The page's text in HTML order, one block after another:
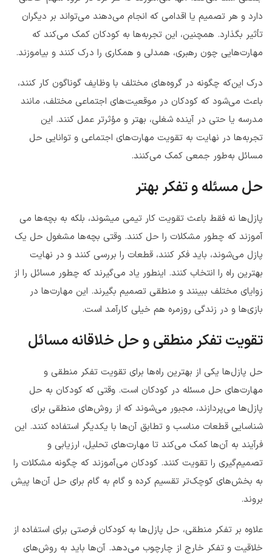
دارد و هر تصمیم یا اقدامی که انجام می‌دهند می‌تواند بر دیگران
تأثیر بگذارد. همچنین، این تجربه‌ها به کودکان کمک می‌کند که
مهارت‌هایی چون رهبری، همدلی و همکاری را درک کنند و بیاموزند.
درک این‌که چگونه در گروه‌های مختلف با وظایف گوناگون کار کنند،
باعث می‌شود که کودکان در موقعیت‌های اجتماعی مختلف، مانند
مدرسه یا حتی در آینده شغلی، بهتر و مؤثرتر عمل کنند. این
تجربه‌ها در نهایت به تقویت مهارت‌های اجتماعی و توانایی حل
مسائل به‌طور جمعی کمک می‌کنند.
حل مسئله و تفکر بهتر
پازل‌ها نه فقط باعث تقویت کار تیمی میشوند، بلکه به بچه‌ها می
آموزند که چطور مشکلات را حل کنند. وقتی بچه‌ها مشغول حل یک
پازل می‌شوند، باید فکر کنند، قطعات را بررسی کنند و در نهایت
بهترین راه را انتخاب کنند. اینطور یاد می‌گیرند که چطور مسائل را از
زوایای مختلف ببینند و منطقی تصمیم بگیرند. این مهارت‌ها در
بازی‌ها و در زندگی روزمره هم خیلی کارآمد است.
تقویت تفکر منطقی و حل خلاقانه مسائل
حل پازل‌ها یکی از بهترین راه‌ها برای تقویت تفکر منطقی و
مهارت‌های حل مسئله در کودکان است. وقتی که کودکان به حل
پازل‌ها می‌پردازند، مجبور می‌شوند که از روش‌های منطقی برای
شناسایی قطعات مناسب و تطابق آن‌ها با یکدیگر استفاده کنند. این
فرآیند به آن‌ها کمک می‌کند تا مهارت‌های تحلیل، ارزیابی و
تصمیم‌گیری را تقویت کنند. کودکان می‌آموزند که چگونه مشکلات را
به بخش‌های کوچک‌تر تقسیم کرده و گام به گام برای حل آن‌ها پیش
بروند.
علاوه بر تفکر منطقی، حل پازل‌ها به کودکان فرصتی برای استفاده از
خلاقیت و تفکر خارج از چارچوب می‌دهد. آن‌ها باید به روش‌های